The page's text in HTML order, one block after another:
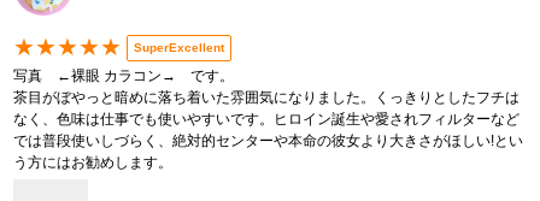
★★★★★ SuperExcellent
写真 ←裸眼 カラコン→ です。
茶目がぼやっと暗めに落ち着いた雰囲気になりました。くっきりとしたフチは
なく、色味は仕事でも使いやすいです。ヒロイン誕生や愛されフィルターなど
では普段使いしづらく、絶対的センターや本命の彼女より大きさがほしい!とい
う方にはお勧めします。